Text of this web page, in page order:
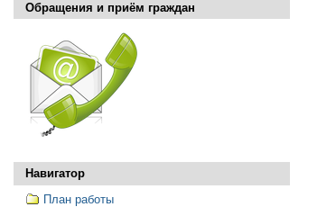
Обращения и приём граждан
Навигатор
План работы